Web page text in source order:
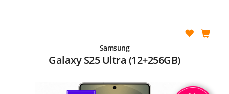
Samsung
Galaxy S25 Ultra (12+256GB)